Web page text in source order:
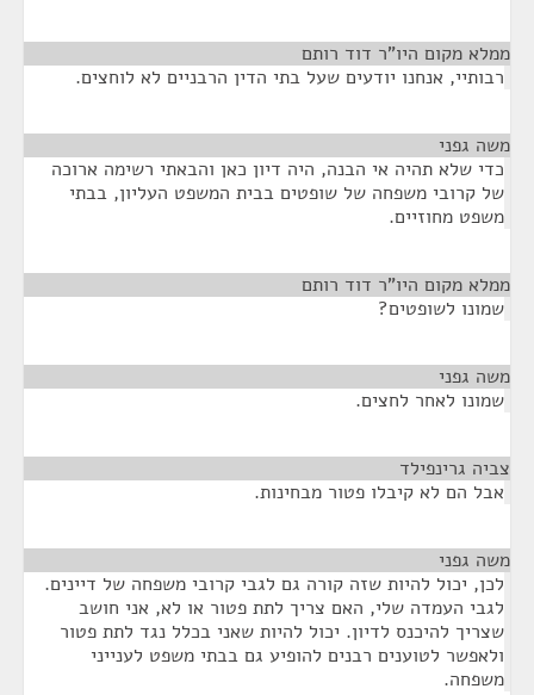
ממלא מקום היו"ר דוד רותם
רבותיי, אנחנו יודעים שעל בתי הדין הרבניים לא לוחצים.
משה גפני
כדי שלא תהיה אי הבנה, היה דיון כאן והבאתי רשימה ארוכה
של קרובי משפחה של שופטים בבית המשפט העליון, בבתי
משפט מחוזיים.
ממלא מקום היו"ר דוד רותם
שמונו לשופטים?
משה גפני
שמונו לאחר לחצים.
צביה גרינפילד
אבל הם לא קיבלו פטור מבחינות.
משה גפני
לכן, יכול להיות שזה קורה גם לגבי קרובי משפחה של דיינים.
לגבי העמדה שלי, האם צריך לתת פטור או לא, אני חושב
שצריך להיכנס לדיון. יכול להיות שאני בכלל נגד לתת פטור
ולאפשר לטוענים רבנים להופיע גם בבתי משפט לענייני
משפחה.